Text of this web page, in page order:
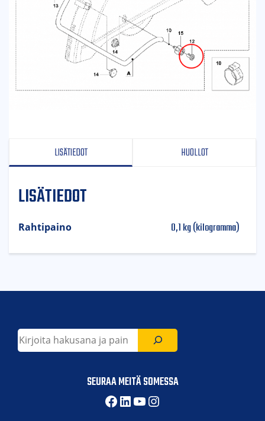
LISÄTIEDOT HUOLLOT
LISÄTIEDOT
Rahtipaino 0,1 kg (kilogramma)
Etsi
SEURAA MEITÄ SOMESSA
Facebook
LinkedIn
YouTube
Instagram